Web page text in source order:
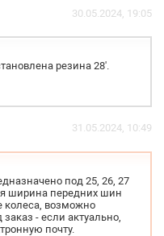
30.05.2024, 19:05
резина 28'.
31.05.2024, 10:49
под 25, 26, 27
ширина передних шин
колеса, возможно
- если актуально,
почту.